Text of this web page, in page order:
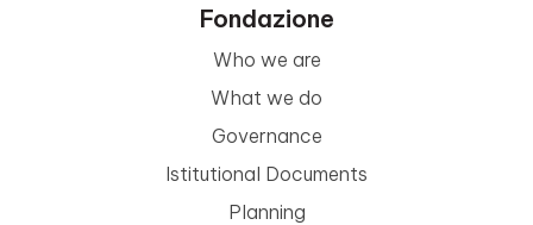
Fondazione
Who we are
What we do
Governance
Istitutional Documents
Planning